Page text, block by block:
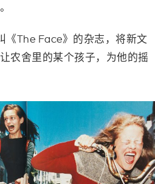
《The Face》的杂志，将新文
农舍里的某个孩子，为他的摇